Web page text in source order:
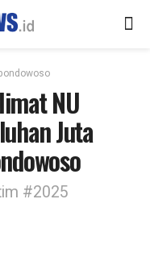
NU
Juta
#2025